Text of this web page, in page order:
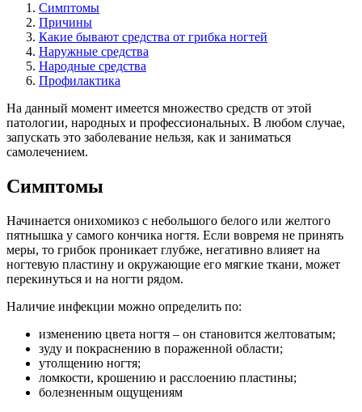
Симптомы
Причины
Какие бывают средства от грибка ногтей
Наружные средства
Народные средства
Профилактика
На данный момент имеется множество средств от этой
патологии, народных и профессиональных. В любом случае,
запускать это заболевание нельзя, как и заниматься
самолечением.
Симптомы
Начинается онихомикоз с небольшого белого или желтого
пятнышка у самого кончика ногтя. Если вовремя не принять
меры, то грибок проникает глубже, негативно влияет на
ногтевую пластину и окружающие его мягкие ткани, может
перекинуться и на ногти рядом.
Наличие инфекции можно определить по:
изменению цвета ногтя – он становится желтоватым;
зуду и покраснению в пораженной области;
утолщению ногтя;
ломкости, крошению и расслоению пластины;
болезненным ощущениям